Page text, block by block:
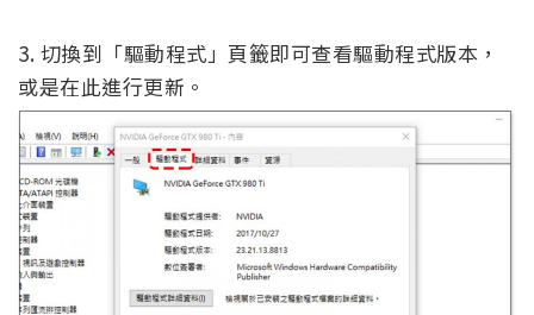
3. 切換到「驅動程式」頁籤即可查看驅動程式版本，
或是在此進行更新。